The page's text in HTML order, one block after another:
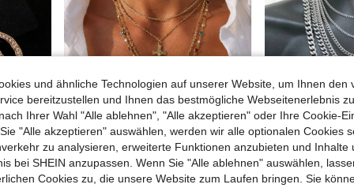
und ähnliche Technologien auf unserer Website, um Ihnen den
bereitzustellen und Ihnen das bestmögliche Webseitenerlebnis
Ihrer Wahl "Alle ablehnen", "Alle akzeptieren" oder Ihre Cookie-
"Alle akzeptieren" auswählen, werden wir alle optionalen Cookies
zu analysieren, erweiterte Funktionen anzubieten und Inhalte
bei SHEIN anzupassen. Wenn Sie "Alle ablehnen" auswählen,
Cookies zu, die unsere Website zum Laufen bringen. Sie